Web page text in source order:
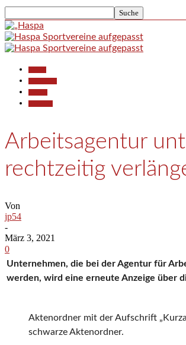
Arbeitsagentur
rechtzeitig
Von
jp54
-
März 3, 2021
0
Unternehmen, die bei der Agentur für
werden, wird eine erneute Anzeige über
Aktenordner mit der Aufschrift
schwarze Aktenordner.